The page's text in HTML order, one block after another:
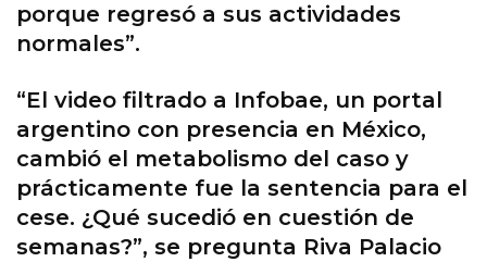
porque regresó a sus actividades
normales”.
“El video filtrado a Infobae, un portal
argentino con presencia en México,
cambió el metabolismo del caso y
prácticamente fue la sentencia para el
cese. ¿Qué sucedió en cuestión de
semanas?”, se pregunta Riva Palacio